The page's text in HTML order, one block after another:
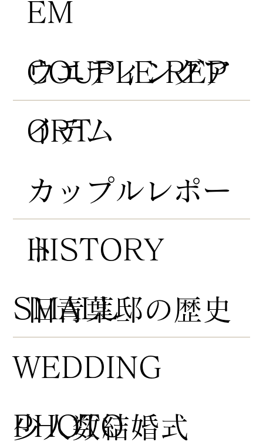
HISTORY
COUPLE REP
ORT
​旧青葉邸の歴史
​カップルレポー
ト
EM
​ウエディングア
イテム
​少人数結婚式
​SMALL
WEDDING
PHOTO